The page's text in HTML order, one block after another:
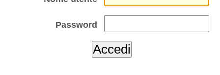
Password